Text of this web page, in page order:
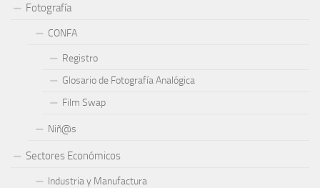
Fotografía
CONFA
Registro
Glosario de Fotografía Analógica
Film Swap
Niñ@s
Sectores Económicos
Industria y Manufactura